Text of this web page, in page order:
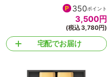
350ポイント
3,500円
(税込 3,780円)
宅配でお届け